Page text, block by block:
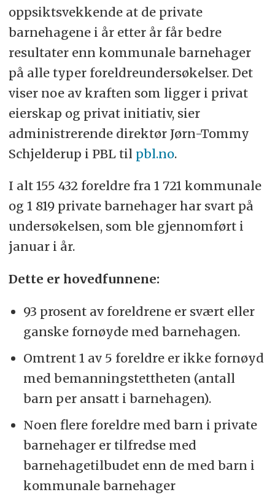
oppsiktsvekkende at de private
barnehagene i år etter år får bedre
resultater enn kommunale barnehager
på alle typer foreldreundersøkelser. Det
viser noe av kraften som ligger i privat
eierskap og privat initiativ, sier
administrerende direktør Jørn-Tommy
Schjelderup i PBL til pbl.no.
I alt 155 432 foreldre fra 1 721 kommunale
og 1 819 private barnehager har svart på
undersøkelsen, som ble gjennomført i
januar i år.
Dette er hovedfunnene:
93 prosent av foreldrene er svært eller
ganske fornøyde med barnehagen.
Omtrent 1 av 5 foreldre er ikke fornøyd
med bemanningstettheten (antall
barn per ansatt i barnehagen).
Noen flere foreldre med barn i private
barnehager er tilfredse med
barnehagetilbudet enn de med barn i
kommunale barnehager